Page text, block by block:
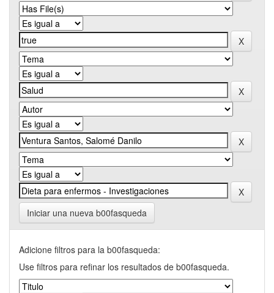
Iniciar una nueva b00fasqueda
Adicione filtros para la b00fasqueda:
Use filtros para refinar los resultados de b00fasqueda.